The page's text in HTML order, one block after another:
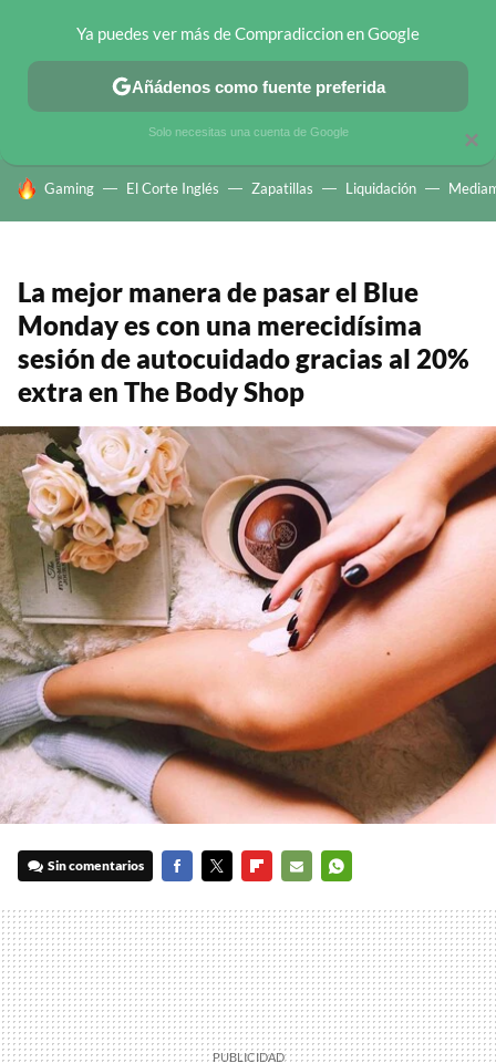
CHOLLOS TELEGRAM OFERTAS EN MÓVILES OFERTAS EN
HOY SE HABLA DE
Gaming El Corte Inglés Zapatillas Liquidación
La mejor manera de pasar el Blue
Monday es con una merecidísima
sesión de autocuidado gracias al 20%
extra en The Body Shop
Sin comentarios
MAIL
×
Ya puedes ver más de Compradiccion en Google
Añádenos como fuente preferida
Solo necesitas una cuenta de Google